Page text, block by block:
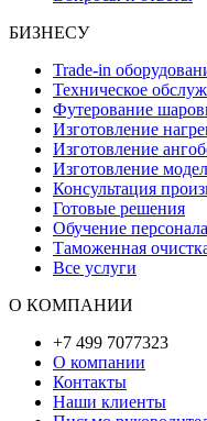
БИЗНЕСУ
Trade-in
Техническое
Футерование
Изготовление
Изготовление
Изготовление
Консультация
Готовые решения
Обучение персонала
Таможенная
Все услуги
О КОМПАНИИ
+7 499 7077323
О компании
Контакты
Наши клиенты